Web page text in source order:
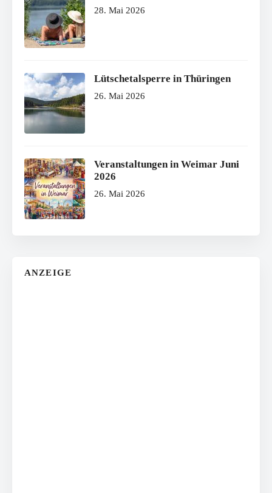
28. Mai 2026
Lütschetalsperre in Thüringen
26. Mai 2026
Veranstaltungen in Weimar Juni
2026
26. Mai 2026
ANZEIGE